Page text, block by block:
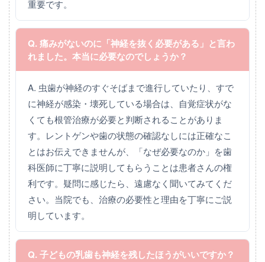
重要です。
Q. 痛みがないのに「神経を抜く必要がある」と言わ
れました。本当に必要なのでしょうか？
A. 虫歯が神経のすぐそばまで進行していたり、すで
に神経が感染・壊死している場合は、自覚症状がな
くても根管治療が必要と判断されることがありま
す。レントゲンや歯の状態の確認なしには正確なこ
とはお伝えできませんが、「なぜ必要なのか」を歯
科医師に丁寧に説明してもらうことは患者さんの権
利です。疑問に感じたら、遠慮なく聞いてみてくだ
さい。当院でも、治療の必要性と理由を丁寧にご説
明しています。
Q. 子どもの乳歯も神経を残したほうがいいですか？